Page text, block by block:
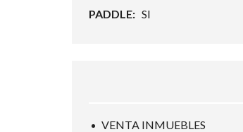
PADDLE: SI
VENTA INMUEBLES